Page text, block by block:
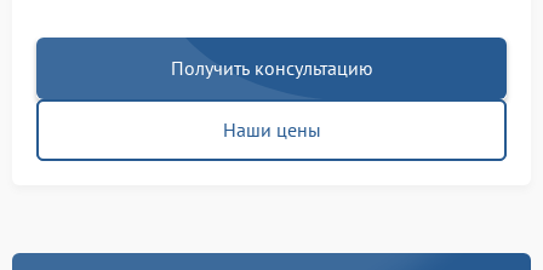
Получить консультацию
Наши цены